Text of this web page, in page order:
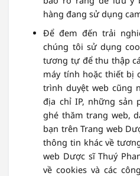
hàng đang sử dụng
Để đem đến trải
chúng tôi sử dụng
tương tự để thu thập
máy tính hoặc thiết bị
trình duyệt web cũng
địa chỉ IP, những sản
ghé thăm trang web,
bạn trên Trang web
thông tin khác về
web Dược sĩ Thuý
về cookies và các